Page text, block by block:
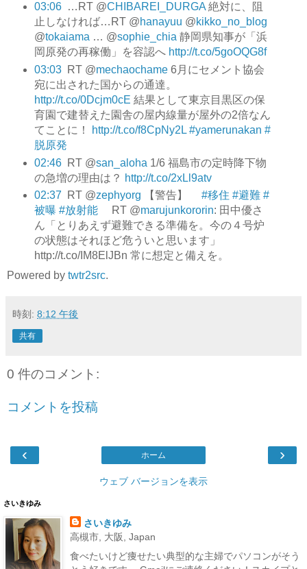
03:06
…RT @CHIBAREI_DURGA絶対に、阻
止しなければ…RT @hanayuu @kikko_no_blog
@tokaiama … @sophie_chia 静岡県知事が「浜
岡原発の再稼働」を容認へ http://t.co/5goOQG8f
03:03
RT @mechaochame6月にセメント協会
宛に出された国からの通達。
http://t.co/0Dcjm0cE 結果として東京目黒区の保
育園で建替えた園舎の屋内線量が屋外の2倍なん
てことに！
http://t.co/f8CpNy2L #yamerunakan #
脱原発
02:46
RT @san_aloha 1/6 福島市の定時降下物
の急増の理由は？ http://t.co/2xLl9atv
02:37
RT @zephyorg 【警告】 #移住 #避難 #
被曝 #放射能RT @marujunkororin: 田中優さ
ん「とりあえず避難できる準備を。今の４号炉
の状態はそれほど危ういと思います」
http://t.co/IM8ElJBn 常に想定と備えを。
Powered by twtr2src.
時刻: 8:12 午後
共有
0 件のコメント:
コメントを投稿
‹ ›
ホーム
ウェブ バージョンを表示
さいきゆみ
さいきゆみ
高槻市, 大阪, Japan
食べたいけど痩せたい典型的な主婦でパソコンがそう